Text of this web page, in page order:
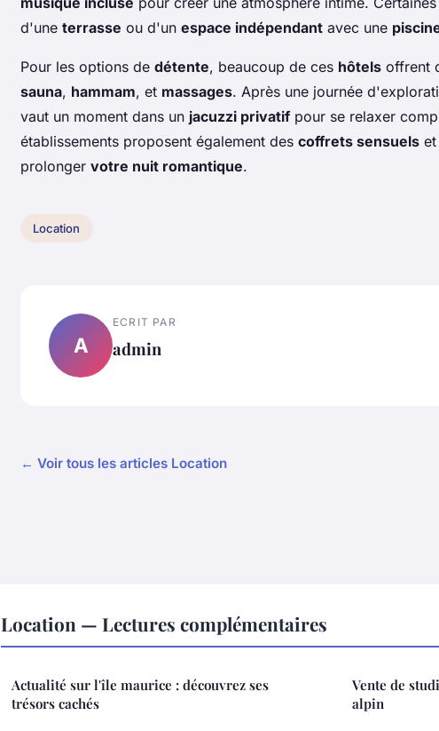
d'une terrasse ou d'un espace indépendant avec une
Pour les options de détente, beaucoup de ces hôtels offrent
sauna, hammam, et massages. Après une journée
vaut un moment dans un jacuzzi privatif pour se relaxer
établissements proposent également des coffrets sensuels
prolonger votre nuit romantique.
Location
A
ECRIT PAR
admin
← Voir tous les articles Location
Location — Lectures complémentaires
Actualité sur l'île maurice : découvrez ses
trésors cachés
Vente de
alpin